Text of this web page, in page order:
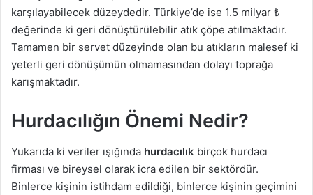
karşılayabilecek düzeydedir. Türkiye’de ise 1.5 milyar ₺
değerinde ki geri dönüştürülebilir atık çöpe atılmaktadır.
Tamamen bir servet düzeyinde olan bu atıkların malesef ki
yeterli geri dönüşümün olmamasından dolayı toprağa
karışmaktadır.
Hurdacılığın Önemi Nedir?
Yukarıda ki veriler ışığında hurdacılık birçok hurdacı
firması ve bireysel olarak icra edilen bir sektördür.
Binlerce kişinin istihdam edildiği, binlerce kişinin geçimini